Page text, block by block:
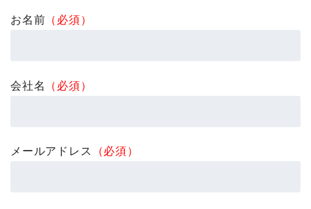
お名前 （必須）
会社名 （必須）
メールアドレス （必須）